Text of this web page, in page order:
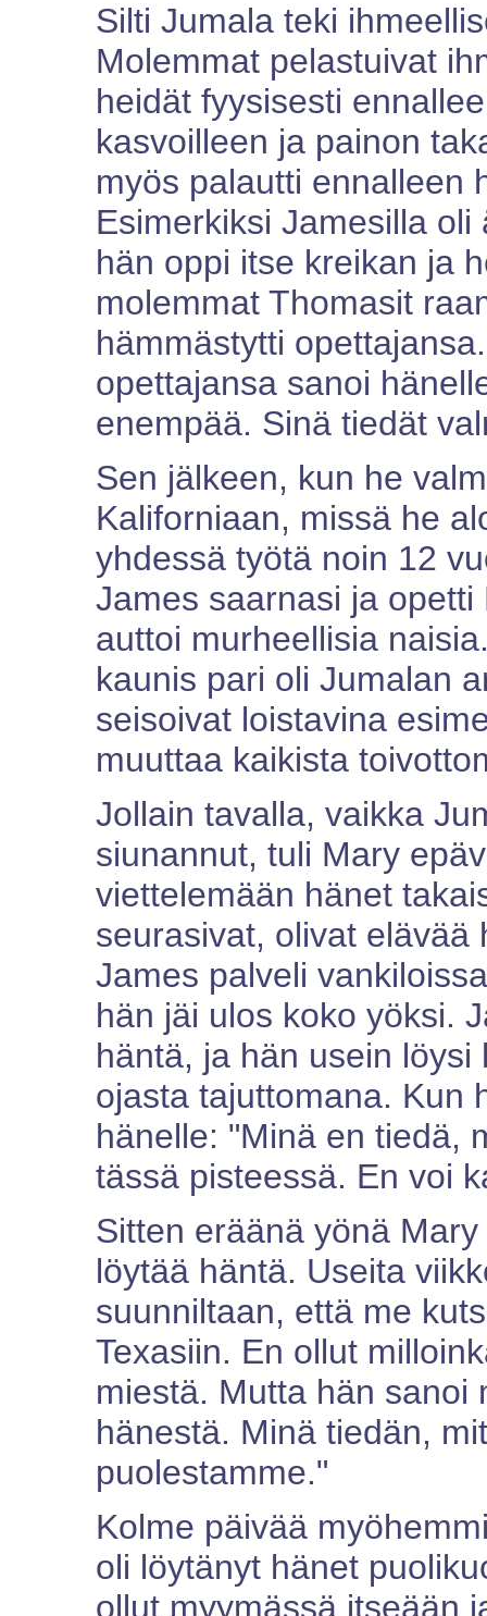
Silti Jumala teki
Molemmat pelastuivat
heidät fyysisesti
kasvoilleen ja painon
myös palautti ennalleen
Esimerkiksi Jamesilla
hän oppi itse kreikan ja
molemmat Thomasit
hämmästytti
opettajansa sanoi
enempää. Sinä tiedät
Sen jälkeen, kun he
Kaliforniaan, missä he
yhdessä työtä noin 12
James saarnasi ja
auttoi murheellisia
kaunis pari oli Jumalan
seisoivat loistavina
muuttaa kaikista
Jollain tavalla, vaikka
siunannut, tuli Mary
viettelemään hänet
seurasivat, olivat elävää
James palveli
hän jäi ulos koko yöksi.
häntä, ja hän usein
ojasta tajuttomana. Kun
hänelle: "Minä en tiedä,
tässä pisteessä. En voi
Sitten eräänä yönä
löytää häntä. Useita
suunniltaan, että me
Texasiin. En ollut
miestä. Mutta hän sanoi
hänestä. Minä tiedän,
puolestamme."
Kolme päivää
oli löytänyt hänet
ollut myymässä itseään